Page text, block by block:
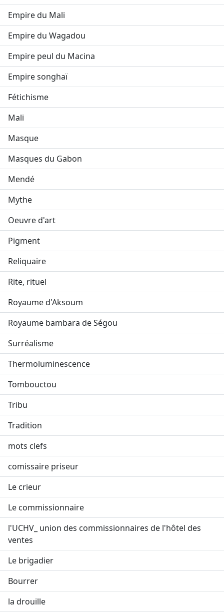
Empire du Mali
Empire du Wagadou
Empire peul du Macina
Empire songhaï
Fétichisme
Mali
Masque
Masques du Gabon
Mendé
Mythe
Oeuvre d'art
Pigment
Reliquaire
Rite, rituel
Royaume d'Aksoum
Royaume bambara de Ségou
Surréalisme
Thermoluminescence
Tombouctou
Tribu
Tradition
mots clefs
comissaire priseur
Le crieur
Le commissionnaire
l'UCHV_ union des commissionnaires de l'hôtel des
ventes
Le brigadier
Bourrer
la drouille